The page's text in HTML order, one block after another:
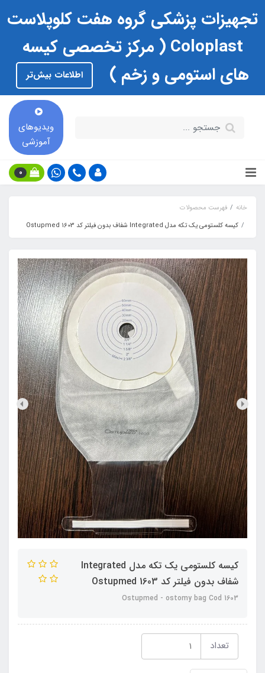
تجهیزات پزشکی گروه هفت کلوپلاست
Coloplast ( مرکز تخصصی کیسه
های استومی و زخم )
اطلاعات بیش‌تر
ویدیوهای
آموزشی
0
خانه
فهرست محصولات
کیسه کلستومی یک تکه مدل Integrated شفاف بدون فیلتر کد 1603 Ostupmed
کیسه کلستومی یک تکه مدل Integrated
شفاف بدون فیلتر کد 1603 Ostupmed
1603 Ostupmed - ostomy bag Cod
تعداد